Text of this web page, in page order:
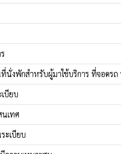
นั่งพักสำหรับผู้มาใช้บริการ ที่จอดร
บียบ
เทศ
ะเบียบ